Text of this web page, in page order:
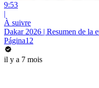
9:53
|
À suivre
Dakar 2026 | Resumen de la
Página12
il y a 7 mois